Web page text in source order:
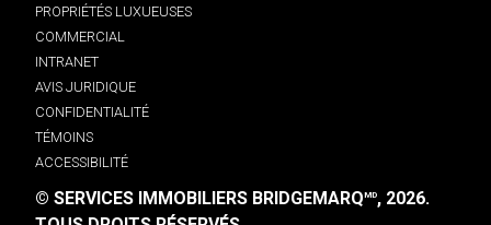
PROPRIÉTÉS LUXUEUSES
COMMERCIAL
INTRANET
AVIS JURIDIQUE
CONFIDENTIALITÉ
TÉMOINS
ACCESSIBILITÉ
© SERVICES IMMOBILIERS BRIDGEMARQMD, 2026.